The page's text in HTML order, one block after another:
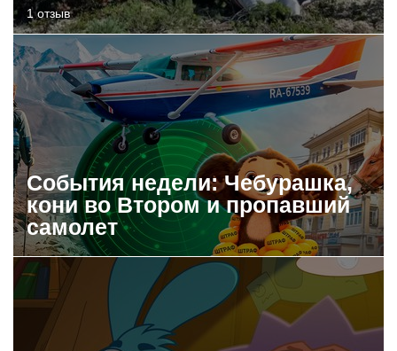
1 отзыв
События недели: Чебурашка,
кони во Втором и пропавший
самолет